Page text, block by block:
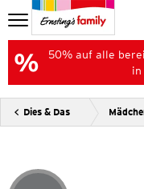
50% auf alle
in
Dies & Das